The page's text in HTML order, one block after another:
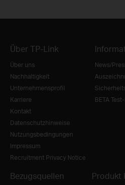
Über TP-Link
Über uns
Nachhaltigkeit
Unternehmensprofil
Karriere
Kontakt
Datenschutzhinweise
Nutzungsbedingungen
Impressum
Recruitment Privacy Notice
News/
BETA
Bezugsquellen Produkt